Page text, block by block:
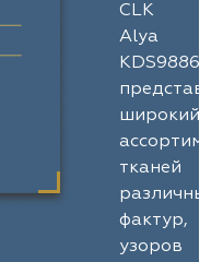
CLK
Alya
KDS9886
широкий
тканей
различных
фактур,
узоров